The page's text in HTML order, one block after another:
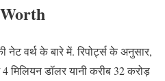
वर्थ के बारे में. रिपोर्ट्स के अनुसार,
डॉलर यानी करीब 32 करोड़